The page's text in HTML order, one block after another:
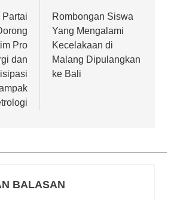
Partai
Pro
dan
Rombongan Siswa
Yang Mengalami
Kecelakaan di
Malang Dipulangkan
ke Bali
BALASAN